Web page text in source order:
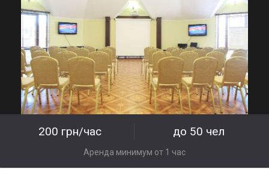
200 грн/час до 50 чел
Аренда минимум от 1 час